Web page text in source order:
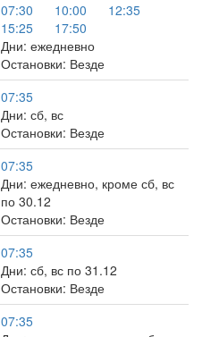
07:30 10:00
12:35
15:25
17:50
Дни: ежедневно
Остановки: Везде
07:35
Дни: сб, вс
Остановки: Везде
07:35
Дни: ежедневно, кроме сб, вс
по 30.12
Остановки: Везде
07:35
Дни: сб, вс по 31.12
Остановки: Везде
07:35